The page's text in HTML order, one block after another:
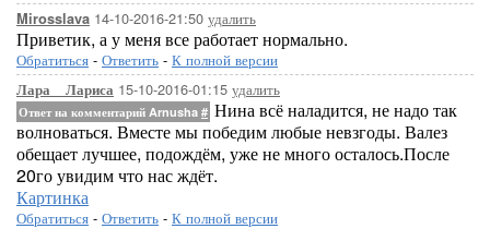
Mirosslava 14-10-2016-21:50 удалить
Приветик, а у меня все работает нормально.
Обратиться - Ответить - К полной версии
Лара__Лариса 15-10-2016-01:15 удалить
Ответ на комментарий Arnusha # Нина всё наладится, не надо так
волноваться. Вместе мы победим любые невзгоды. Валез
обещает лучшее, подождём, уже не много осталось.После
20го увидим что нас ждёт.
Картинка
Обратиться - Ответить - К полной версии